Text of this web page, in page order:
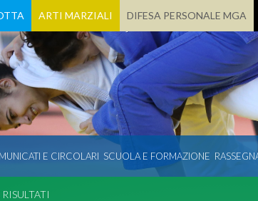
ARTI MARZIALI DIFESA PERSONALE MGA
E CIRCOLARI SCUOLA E FORMAZIONE
RISULTATI